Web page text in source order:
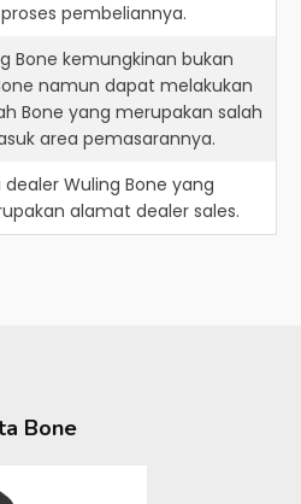
pembeliannya.
Bone kemungkinan bukan
namun dapat melakukan
Bone yang merupakan salah
area pemasarannya.
Wuling Bone yang
alamat dealer sales.
Bone